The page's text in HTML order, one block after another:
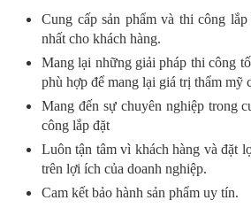
Cung cấp sản phẩm và thi công
nhất cho khách hàng.
Mang lại những giải pháp thi công
phù hợp để mang lại giá trị thẩm mỹ
Mang đến sự chuyên nghiệp trong
công lắp đặt
Luôn tận tâm vì khách hàng và đặt
trên lợi ích của doanh nghiệp.
Cam kết bảo hành sản phẩm uy tín.